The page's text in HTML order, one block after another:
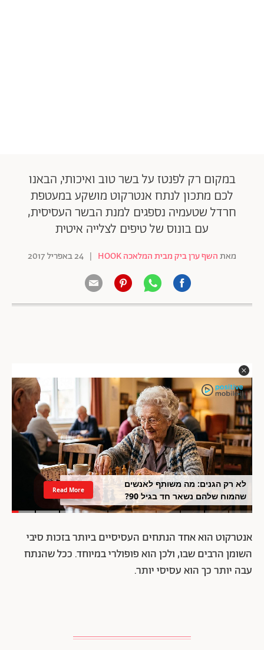
במקום רק לפנטז על בשר טוב ואיכותי, הבאנו
לכם מתכון לנתח אנטרקוט מושקע במעטפת
חרדל שטעמיה נספגים למנת הבשר העסיסית,
עם בונוס של טיפים לצלייה איטית
מאתהשף ערן ביק מבית המלאכה HOOK | 24 באפריל 2017
לא רק הגנים: מה משותף לאנשים
שהמוח שלהם נשאר חד בגיל 90?
Read More
אנטרקוט הוא אחד הנתחים העסיסיים ביותר בזכות סיבי
השומן הרבים שבו, ולכן הוא פופולרי במיוחד. ככל שהנתח
עבה יותר כך הוא עסיסי יותר.